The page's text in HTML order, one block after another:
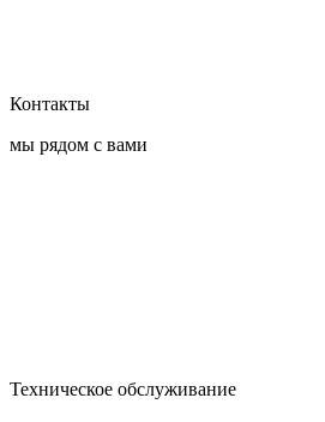
Контакты
мы рядом с вами
Техническое обслуживание